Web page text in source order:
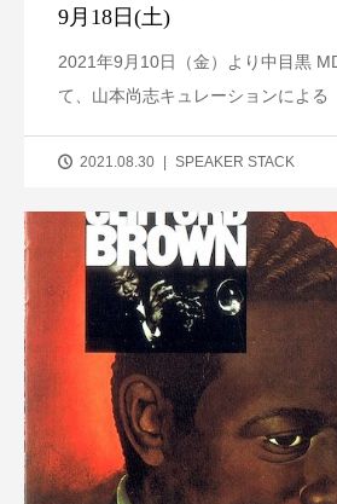
9月18日(土)
2021年9月10日（金）より中目黒
て、山本尚志キュレーションによる
2021.08.30 SPEAKER STACK